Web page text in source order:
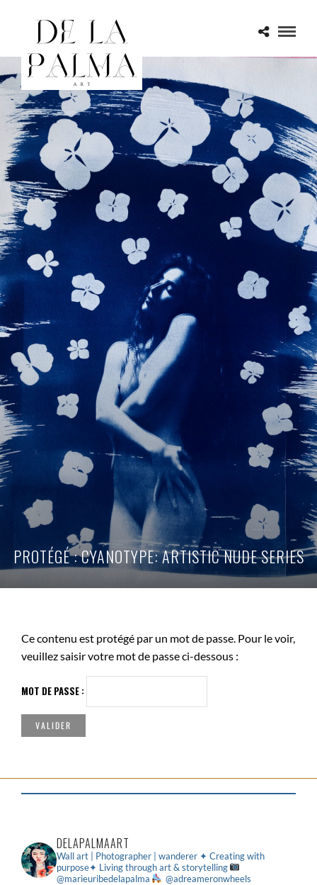
PROTÉGÉ : CYANOTYPE: ARTISTIC NUDE SERIES
Ce contenu est protégé par un mot de passe. Pour le voir,
veuillez saisir votre mot de passe ci-dessous :
MOT DE PASSE :
DELAPALMAART
Wall art | Photographer | wanderer ✦ Creating with
purpose✦ Living through art & storytelling
@marieuribedelapalma
@adreameronwheels